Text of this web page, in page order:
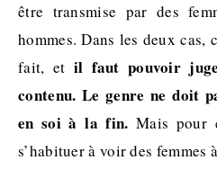
être transmise par des
hommes. Dans les deux
fait, et il faut pouvoir
contenu. Le genre ne doit
en soi à la fin. Mais pour
s’habituer à voir des femmes